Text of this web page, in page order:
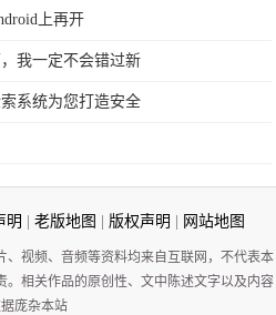
上再开
我一定不会错过新
系统为您打造安全
明 老版地图 版权声明 网站地图
、视频、音频等资料均来自互联网，不代表本
。相关作品的原创性、文中陈述文字以及内容
庞杂本站